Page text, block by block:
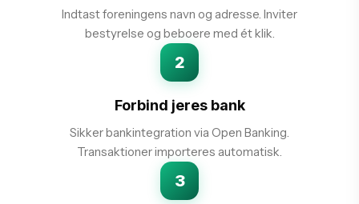
Indtast foreningens navn og adresse. Inviter
bestyrelse og beboere med ét klik.
2
Forbind jeres bank
Sikker bankintegration via Open Banking.
Transaktioner importeres automatisk.
3